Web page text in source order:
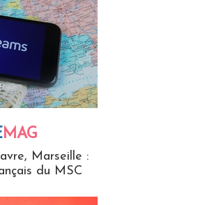
MAG
Marseille :
du MSC